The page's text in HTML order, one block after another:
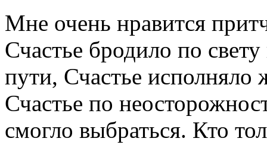
Мне очень нравится
Счастье бродило по
пути, Счастье
Счастье по
смогло выбраться. Кто